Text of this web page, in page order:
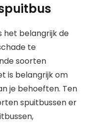
het belangrijk de
te
soorten
is belangrijk om
je behoeften. Ten
spuitbussen er